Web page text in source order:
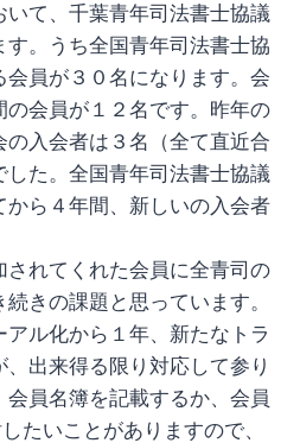
て、千葉青年司法書士協議
。うち全国青年司法書士協
員が３０名になります。会
会員が１２名です。昨年の
入会者は３名（全て直近合
た。全国青年司法書士協議
ら４年間、新しいの入会者
れてくれた会員に全青司の
きの課題と思っています。
ル化から１年、新たなトラ
出来得る限り対応して参り
員名簿を記載するか、会員
たいことがありますので、